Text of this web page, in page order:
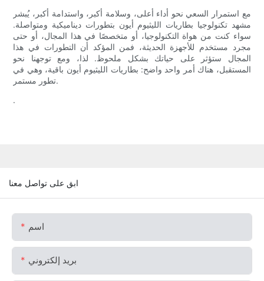
مع استمرار السعي نحو أداء أعلى، وسلامة أكبر، واستدامة أكبر، يُبشر
مشهد تكنولوجيا بطاريات الليثيوم أيون بتطورات ديناميكية ومتواصلة.
سواء كنت من هواة التكنولوجيا، أو متخصصًا في هذا المجال، أو حتى
مجرد مستخدم للأجهزة الحديثة، فمن المؤكد أن التطورات في هذا
المجال ستؤثر على حياتك بشكل ملحوظ. لذا، ومع توجهنا نحو
المستقبل، هناك أمر واحد واضح: بطاريات الليثيوم أيون باقية، وهي في
تطور مستمر.
.
ابق على تواصل معنا
اسم
بريد إلكتروني